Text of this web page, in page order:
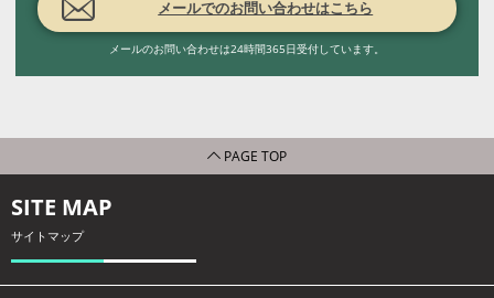
メールでのお問い合わせはこちら
メールのお問い合わせは24時間365日受付しています。
PAGE TOP
SITE MAP
サイトマップ